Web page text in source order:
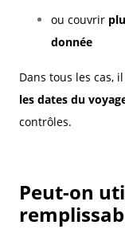
ou couvrir
donnée
Dans tous les cas,
les dates du
contrôles.
Peut-on